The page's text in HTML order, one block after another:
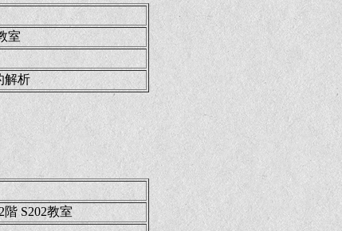
室
解析
S202教室